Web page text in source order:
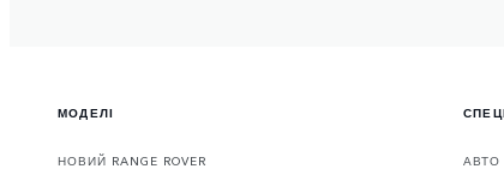
МОДЕЛІ
НОВИЙ RANGE ROVER
АВТО